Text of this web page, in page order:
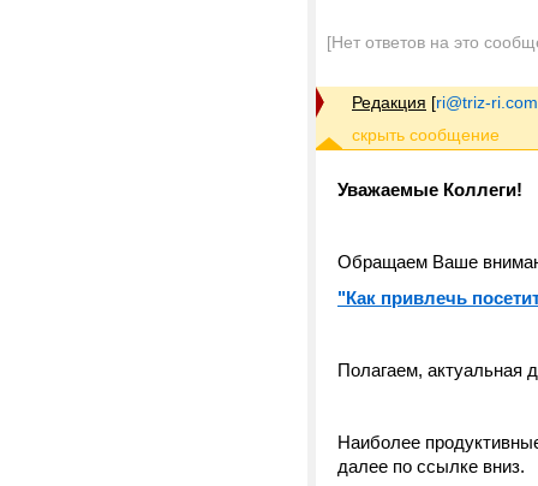
[Нет ответов на это
Редакция [ri@triz-ri.com
Уважаемые Коллеги!
Обращаем Ваше
"Как привлечь
Полагаем, актуальная
Наиболее
далее по ссылке вниз.